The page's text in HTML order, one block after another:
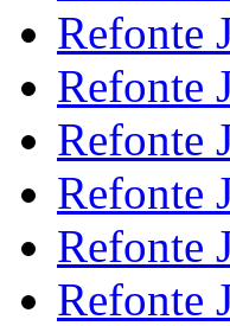
Refonte
Refonte
Refonte
Refonte
Refonte
Refonte